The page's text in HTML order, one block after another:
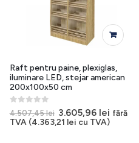
Raft pentru paine, plexiglas,
iluminare LED, stejar american
200x100x50 cm
0 out of 5
4.507,45lei Prețul
inițial
3.605,96 lei Prețul
fără
TVA (4.363,21 lei cu TVA)